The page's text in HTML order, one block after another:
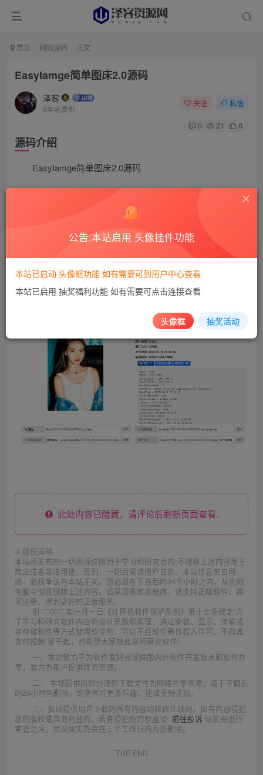
首页 网站源码 正文
EasyIamge简单图床2.0源码
泽客
3年前发布
关注 私信
0 21 0
源码介绍
EasyIamge简单图床2.0源码
Fileinfo,iconv,zip,mbstring,openssl扩展如果缺失会导致无法
上传/删除图片 文件上传视图提供文件列表管理和文件批量上
传功能，允许拖拽（需要HTML5支持）来添加上传文件，支
持上传大图片，优先使用HTML5旧得浏览器自动使用Flash
和Silverlight的方式兼容 下载地址：
此处内容已隐藏，请评论后刷新页面查看.
© 版权声明
本站所发布的一切资源仅限用于学习和研究目的;不得将上述内容用于
商业或者非法用途，否则，一切后果请用户自负。本站信息来自网
络，版权争议与本站无关。您必须在下载后的24个小时之内，从您的
电脑中彻底删除上述内容。如果您喜欢该程序，请支持正版软件，购
买注册，得到更好的正版服务。
附:二00二年一月一日《计算机软件保护条例》第十七条规定:为
了学习和研究软件内含的设计思想和原理，通过安装、显示、传输或
者存储软件等方式使用软件的，可以不经软件著作权人许可，不向其
支付报酬!鉴于此，也希望大家按此说明研究软件!
一、本站致力于为软件爱好者提供国内外软件开发技术和软件共
享，着力为用户提供优资资源。
二、 本站提供的部分源码下载文件为网络共享资源，请于下载后
的24小时内删除。如需体验更多乐趣，还请支持正版。
三、我站提供用户下载的所有内容均转自互联网。如有内容侵犯
您的版权或其他利益的，若有侵犯你的权益请: 前往投诉 站长会进行
审查之后，情况属实的会在三个工作日内为您删除。
THE END
公告:本站启用 头像挂件功能
本站已启动 头像框功能 如有需要可到用户中心查看
本站已启用 抽奖福利功能 如有需要可点击连接查看
头像框 抽奖活动